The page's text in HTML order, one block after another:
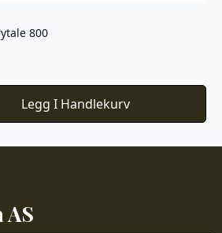
800
Legg I Handlekurv
AS